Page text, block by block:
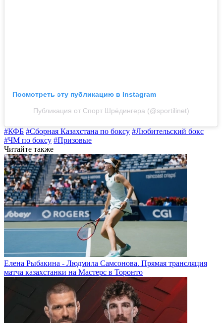
Посмотреть эту публикацию в Instagram
Публикация от Спорт Шрёдингера (@sportilinet)
#КФБ #Сборная Казахстана по боксу #Любительский бокс
#ЧМ по боксу #Призовые
Читайте также
Елена Рыбакина - Людмила Самсонова. Прямая трансляция
матча казахстанки на Мастерс в Торонто